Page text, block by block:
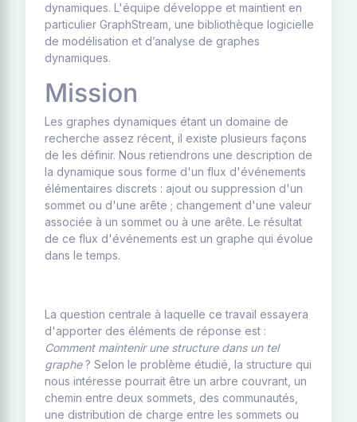
dynamiques. L'équipe développe et maintient en
particulier GraphStream, une bibliothèque logicielle
de modélisation et d’analyse de graphes
dynamiques.
Mission
Les graphes dynamiques étant un domaine de
recherche assez récent, il existe plusieurs façons
de les définir. Nous retiendrons une description de
la dynamique sous forme d'un flux d'événements
élémentaires discrets : ajout ou suppression d'un
sommet ou d'une arête ; changement d'une valeur
associée à un sommet ou à une arête. Le résultat
de ce flux d'événements est un graphe qui évolue
dans le temps.
La question centrale à laquelle ce travail essayera
d'apporter des éléments de réponse est :
Comment maintenir une structure dans un tel
graphe? Selon le problème étudié, la structure qui
nous intéresse pourrait être un arbre couvrant, un
chemin entre deux sommets, des communautés,
une distribution de charge entre les sommets ou